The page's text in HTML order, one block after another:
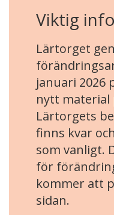
Viktig
Lärtorget
januari 2026
nytt material
Lärtorgets
finns kvar
som vanligt.
för
kommer att
sidan.